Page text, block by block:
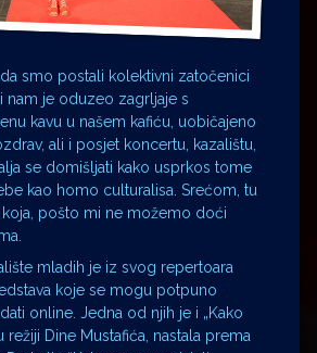
smo postali kolektivni zatočenici
nam je oduzeo zagrljaje s
kavu u našem kafiću, uobičajeno
ali i posjet koncertu, kazalištu,
se domišljati kako usprkos tome
kao homo culturalisa. Srećom, tu
koja, pošto mi ne možemo doći
mladih je iz svog repertoara
koje se mogu potpuno
online. Jedna od njih je i „Kako
režiji Dine Mustafića, nastala prema